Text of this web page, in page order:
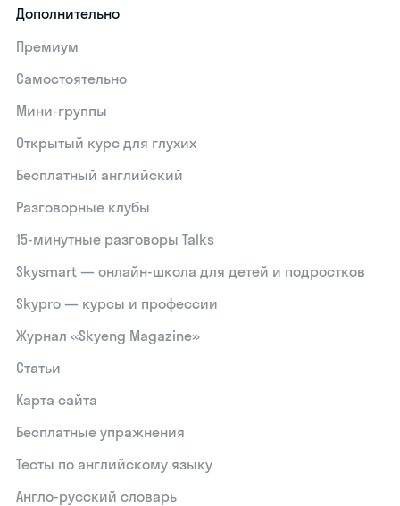
Дополнительно
Премиум
Самостоятельно
Мини-группы
Открытый курс для глухих
Бесплатный английский
Разговорные клубы
15‑минутные разговоры Talks
Skysmart — онлайн-школа для детей и подростков
Skypro — курсы и профессии
Журнал «Skyeng Magazine»
Статьи
Карта сайта
Бесплатные упражнения
Тесты по английскому языку
Англо-русский словарь